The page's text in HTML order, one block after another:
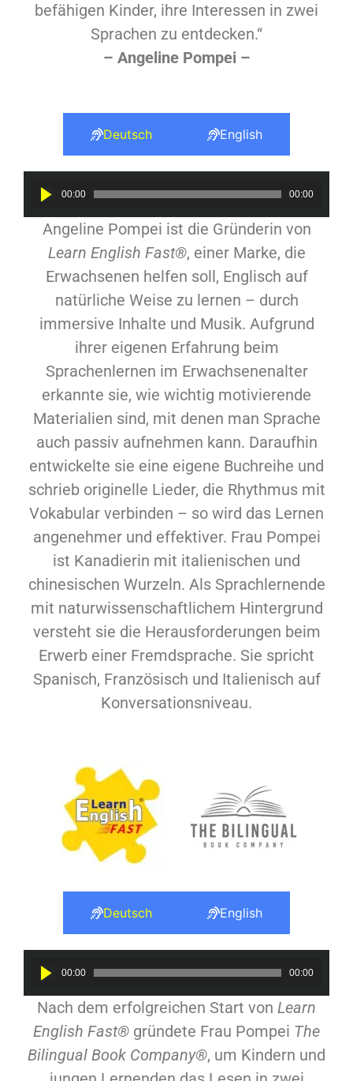
befähigen Kinder, ihre Interessen in zwei
Sprachen zu entdecken.“
– Angeline Pompei –
Deutsch English
Audio
Player
00:00 00:00
Angeline Pompei ist die Gründerin von
Learn English Fast®, einer Marke, die
Erwachsenen helfen soll, Englisch auf
natürliche Weise zu lernen – durch
immersive Inhalte und Musik. Aufgrund
ihrer eigenen Erfahrung beim
Sprachenlernen im Erwachsenenalter
erkannte sie, wie wichtig motivierende
Materialien sind, mit denen man Sprache
auch passiv aufnehmen kann. Daraufhin
entwickelte sie eine eigene Buchreihe und
schrieb originelle Lieder, die Rhythmus mit
Vokabular verbinden – so wird das Lernen
angenehmer und effektiver. Frau Pompei
ist Kanadierin mit italienischen und
chinesischen Wurzeln. Als Sprachlernende
mit naturwissenschaftlichem Hintergrund
versteht sie die Herausforderungen beim
Erwerb einer Fremdsprache. Sie spricht
Spanisch, Französisch und Italienisch auf
Konversationsniveau.
Deutsch English
Audio
Player
00:00 00:00
Nach dem erfolgreichen Start von Learn
English Fast® gründete Frau Pompei The
Bilingual Book Company®, um Kindern und